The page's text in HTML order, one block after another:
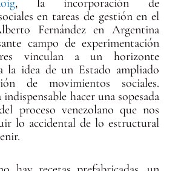
, la incorporación de
en tareas de gestión en el
Fernández en Argentina
campo de experimentación
vinculan a un horizonte
la idea de un Estado ampliado
de movimientos sociales.
hacer una sopesada
proceso venezolano que nos
lo accidental de lo estructural